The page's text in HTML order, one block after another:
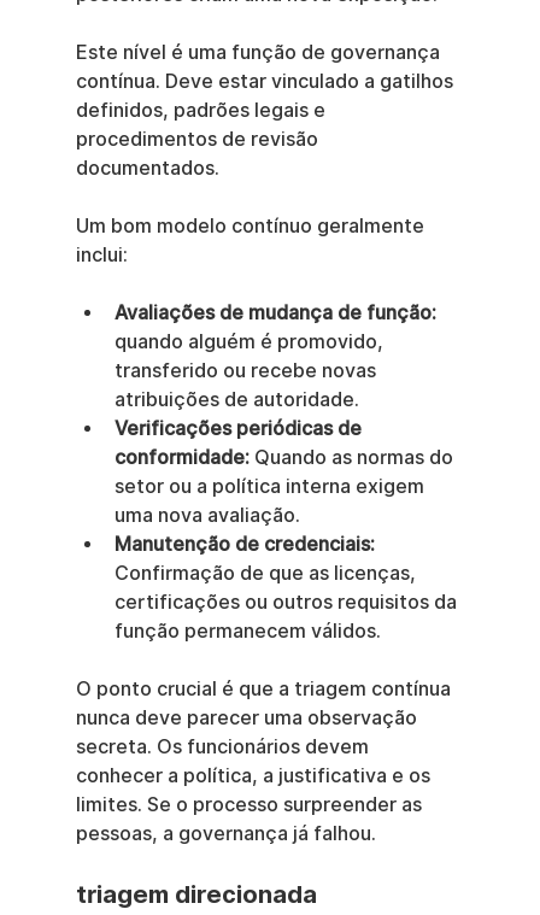
Este nível é uma função de governança
contínua. Deve estar vinculado a gatilhos
definidos, padrões legais e
procedimentos de revisão
documentados.
Um bom modelo contínuo geralmente
inclui:
Avaliações de mudança de função:
quando alguém é promovido,
transferido ou recebe novas
atribuições de autoridade.
Verificações periódicas de
conformidade: Quando as normas do
setor ou a política interna exigem
uma nova avaliação.
Manutenção de credenciais:
Confirmação de que as licenças,
certificações ou outros requisitos da
função permanecem válidos.
O ponto crucial é que a triagem contínua
nunca deve parecer uma observação
secreta. Os funcionários devem
conhecer a política, a justificativa e os
limites. Se o processo surpreender as
pessoas, a governança já falhou.
triagem direcionada